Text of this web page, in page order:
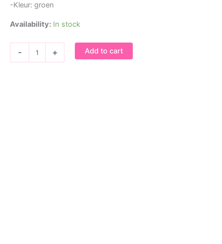
-Kleur: groen
Availability: In stock
-
feestbeest
+ Add to cart